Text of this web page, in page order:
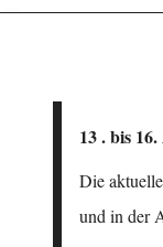
13 . bis
Die
und in der